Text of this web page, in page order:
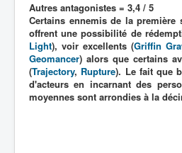
Autres antagonistes = 3,4 / 5
Certains ennemis de la
offrent une possibilité de
Light), voir excellents (Griffin
Geomancer) alors que certains
(Trajectory, Rupture). Le fait que
d'acteurs en incarnant des
moyennes sont arrondies à la